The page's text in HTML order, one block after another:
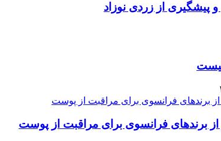
و پیشگیری از زردی نوزاد